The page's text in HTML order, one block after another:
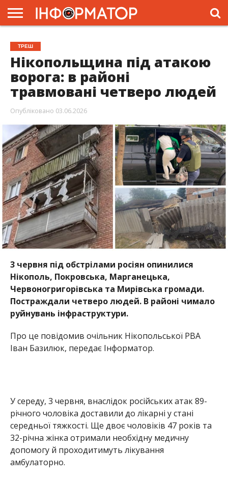
ГОЛОВНА
ЖИТТЯ
ВЛАДА
ГРОШІ
ТРЕШ
ПРЕС-
РЕЛІЗИ
РЕКЛАМА
ПРОЕКТИ
ТРЕШ
Нікопольщина під атакою
ворога: в районі
травмовані четверо людей
Опубліковано 03.06.2026
3 червня під обстрілами росіян опинилися
Нікополь, Покровська, Марганецька,
Червоногригорівська та Мирівська громади.
Постраждали четверо людей. В районі чимало
руйнувань інфраструктури.
Про це повідомив очільник Нікопольської РВА
Іван Базилюк, передає Інформатор.
У середу, 3 червня, внаслідок російських атак 89-
річного чоловіка доставили до лікарні у стані
середньої тяжкості. Ще двоє чоловіків 47 років та
32-річна жінка отримали необхідну медичну
допомогу й проходитимуть лікування
амбулаторно.